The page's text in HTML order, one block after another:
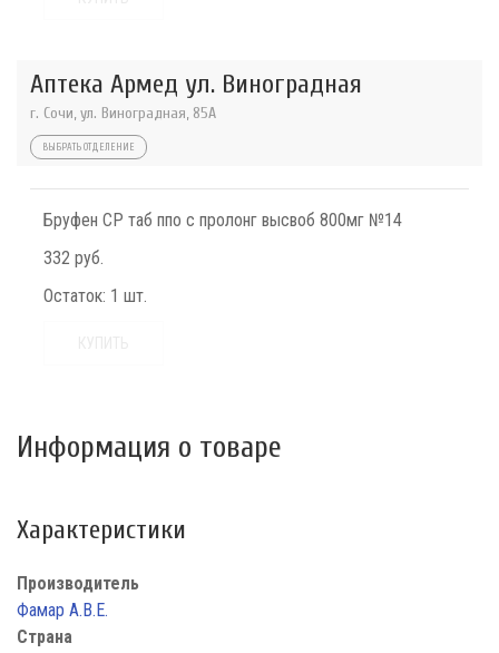
Аптека Армед ул. Виноградная
г. Сочи, ул. Виноградная, 85А
ВЫБРАТЬ ОТДЕЛЕНИЕ
Бруфен СР таб ппо с пролонг высвоб 800мг №14
332 руб.
Остаток: 1 шт.
Информация о товаре
Характеристики
Производитель
Фамар А.В.Е.
Страна